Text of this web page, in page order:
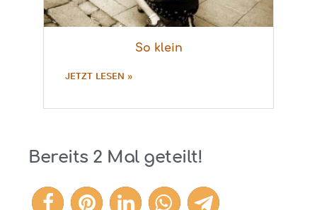
So klein
JETZT LESEN »
Bereits 2 Mal geteilt!
2